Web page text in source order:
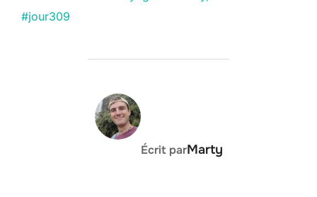
navigation
#jour309
AUTEUR DE LA PUBLICATION
Écrit parMarty